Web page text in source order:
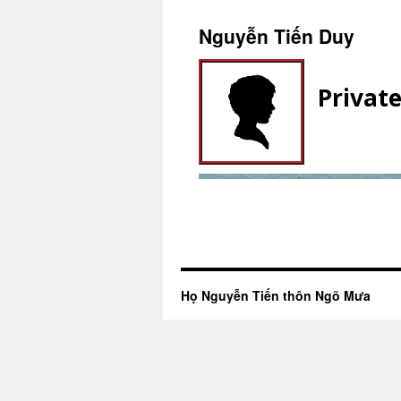
Nguyễn Tiến Duy
Private
Họ Nguyễn Tiến thôn Ngõ Mưa